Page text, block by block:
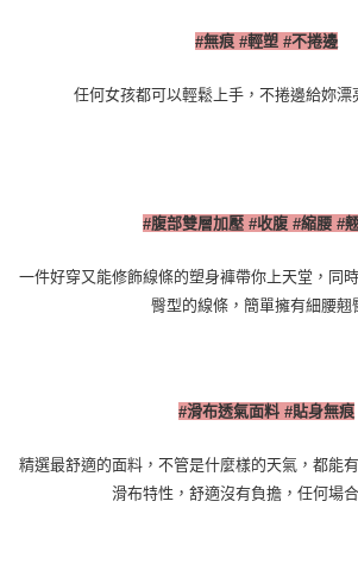
#無痕 #輕塑 #不捲邊
任何女孩都可以輕鬆上手，不捲邊給妳漂
#腹部雙層加壓#收腹#縮腰#
一件好穿又能修飾線條的塑身褲帶你上天堂，同
臀型的線條，簡單擁有細腰翹
#滑布透氣面料 #貼身無痕
精選最舒適的面料，不管是什麼樣的天氣，都能
滑布特性，舒適沒有負擔，任何場